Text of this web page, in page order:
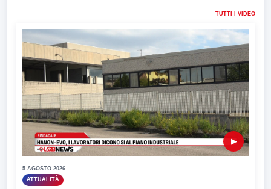
TUTTI I VIDEO
▶
5 AGOSTO 2026
ATTUALITÀ